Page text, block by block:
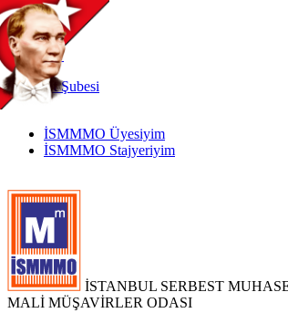
TR
|
EN
İnternetŞubesi
İSMMMO Üyesiyim
İSMMMO Stajyeriyim
İSTANBUL SERBEST
MALİ MÜŞAVİRLER ODASI